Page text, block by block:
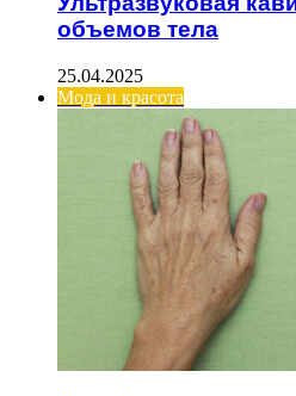
объемов тела
25.04.2025
Мода и красота